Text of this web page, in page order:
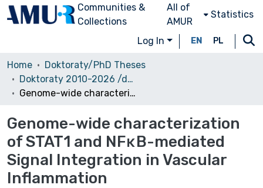
Communities &
Collections
All of
AMUR
Statistics
Log In EN PL
Home
Doktoraty/PhD Theses
Doktoraty 2010-2026 /dostęp otwarty/
Genome-wide characterization of STAT1 and NFκB-mediated Signal Integration in Vascular Inflammation
Genome-wide characterization
of STAT1 and NFκB-mediated
Signal Integration in Vascular
Inflammation